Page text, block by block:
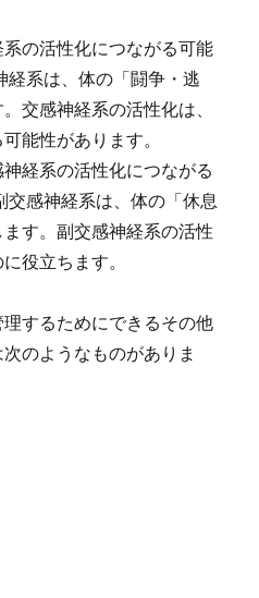
の活性化につながる可能
経系は、体の「闘争・逃
交感神経系の活性化は、
能性があります。
経系の活性化につながる
交感神経系は、体の「休息
す。副交感神経系の活性
役立ちます。
するためにできるその他
のようなものがありま